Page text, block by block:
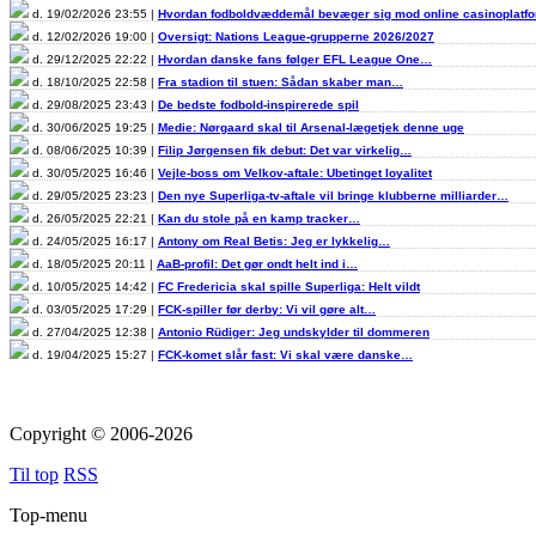
d. 19/02/2026 23:55 | Hvordan fodboldvæddemål bevæger sig mod online
d. 12/02/2026 19:00 | Oversigt: Nations League-grupperne 2026/2027
d. 29/12/2025 22:22 | Hvordan danske fans følger EFL League One…
d. 18/10/2025 22:58 | Fra stadion til stuen: Sådan skaber man…
d. 29/08/2025 23:43 | De bedste fodbold-inspirerede spil
d. 30/06/2025 19:25 | Medie: Nørgaard skal til Arsenal-lægetjek denne uge
d. 08/06/2025 10:39 | Filip Jørgensen fik debut: Det var virkelig…
d. 30/05/2025 16:46 | Vejle-boss om Velkov-aftale: Ubetinget loyalitet
d. 29/05/2025 23:23 | Den nye Superliga-tv-aftale vil bringe klubberne milliarder…
d. 26/05/2025 22:21 | Kan du stole på en kamp tracker…
d. 24/05/2025 16:17 | Antony om Real Betis: Jeg er lykkelig…
d. 18/05/2025 20:11 | AaB-profil: Det gør ondt helt ind i…
d. 10/05/2025 14:42 | FC Fredericia skal spille Superliga: Helt vildt
d. 03/05/2025 17:29 | FCK-spiller før derby: Vi vil gøre alt…
d. 27/04/2025 12:38 | Antonio Rüdiger: Jeg undskylder til dommeren
d. 19/04/2025 15:27 | FCK-komet slår fast: Vi skal være danske…
Copyright © 2006-2026
Til top RSS
Top-menu